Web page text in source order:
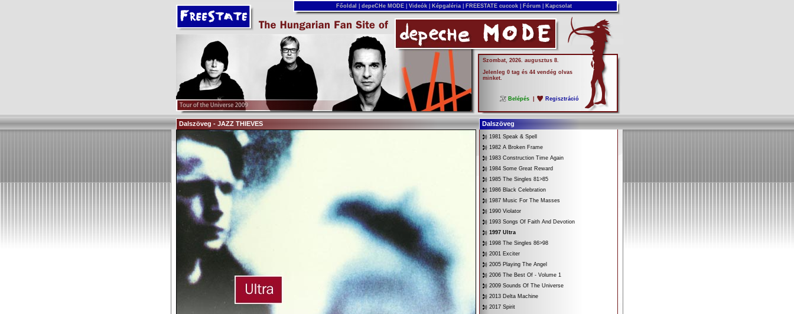
Főoldal depeCHe MODE Videók Képgaléria FREESTATE cuccok Fórum Kapcsolat
Szombat, 2026. augusztus 8.
Jelenleg 0 tag és 44 vendég olvas
minket.
Belépés Regisztráció
Dalszöveg - JAZZ THIEVES Dalszöveg
1981 Speak & Spell
1982 A Broken Frame
1983 Construction Time Again
1984 Some Great Reward
1985 The Singles 81>85
1986 Black Celebration
1987 Music For The Masses
1990 Violator
1993 Songs Of Faith And Devotion
1997 Ultra
1998 The Singles 86>98
2001 Exciter
2005 Playing The Angel
2006 The Best Of - Volume 1
2009 Sounds Of The Universe
2013 Delta Machine
2017 Spirit